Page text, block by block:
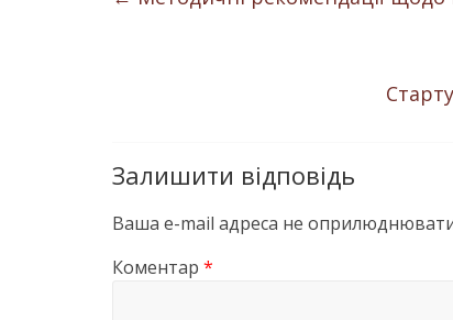
Залишити відповідь
Ваша e-mail адреса не
Коментар *